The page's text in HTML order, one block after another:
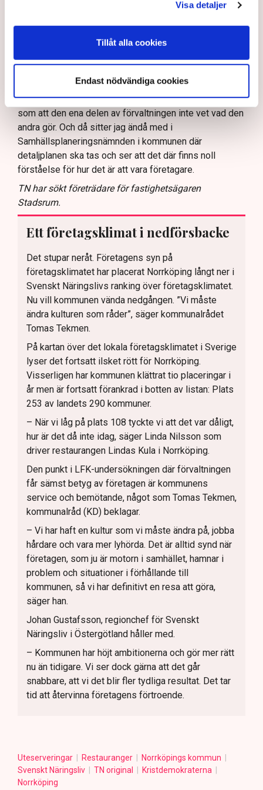
Visa detaljer
Tillåt alla cookies
Endast nödvändiga cookies
att de har varit i kontakt med kommunen men att de inte
hur påverkar det ekonomin?
– Det blir ett avbräck, naturligtvis. Men jag kan inte ägna
mig åt allt diskuterande fram och tillbaka där det verkar
som att den ena delen av förvaltningen inte vet vad den
andra gör. Och då sitter jag ändå med i
Samhällsplaneringsnämnden i kommunen där
detaljplanen ska tas och ser att det där finns noll
förståelse för hur det är att vara företagare.
TN har sökt företrädare för fastighetsägaren
Stadsrum.
Ett företagsklimat i nedförsbacke
Det stupar neråt. Företagens syn på
företagsklimatet har placerat Norrköping långt ner i
Svenskt Näringslivs ranking över företagsklimatet.
Nu vill kommunen vända nedgången. ”Vi måste
ändra kulturen som råder”, säger kommunalrådet
Tomas Tekmen.
På kartan över det lokala företagsklimatet i Sverige
lyser det fortsatt ilsket rött för Norrköping.
Visserligen har kommunen klättrat tio placeringar i
år men är fortsatt förankrad i botten av listan: Plats
253 av landets 290 kommuner.
– När vi låg på plats 108 tyckte vi att det var dåligt,
hur är det då inte idag, säger Linda Nilsson som
driver restaurangen Lindas Kula i Norrköping.
Den punkt i LFK-undersökningen där förvaltningen
får sämst betyg av företagen är kommunens
service och bemötande, något som Tomas Tekmen,
kommunalråd (KD) beklagar.
– Vi har haft en kultur som vi måste ändra på, jobba
hårdare och vara mer lyhörda. Det är alltid synd när
företagen, som ju är motorn i samhället, hamnar i
problem och situationer i förhållande till
kommunen, så vi har definitivt en resa att göra,
säger han.
Johan Gustafsson, regionchef för Svenskt
Näringsliv i Östergötland håller med.
– Kommunen har höjt ambitionerna och gör mer rätt
nu än tidigare. Vi ser dock gärna att det går
snabbare, att vi det blir fler tydliga resultat. Det tar
tid att återvinna företagens förtroende.
Uteserveringar Restauranger
Norrköpings kommun
Svenskt Näringsliv
TN original
Kristdemokraterna
Norrköping